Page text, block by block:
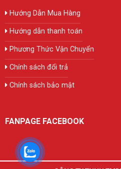
Hướng Dẫn Mua Hàng
Hướng dẫn thanh toán
Phương Thức Vận Chuyển
Chính sách đổi trả
Chính sách bảo mật
FANPAGE FACEBOOK